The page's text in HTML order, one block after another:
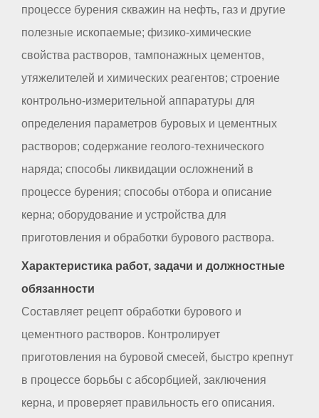
процессе бурения скважин на нефть, газ и другие
полезные ископаемые; физико-химические
свойства растворов, тампонажных цементов,
утяжелителей и химических реагентов; строение
контрольно-измерительной аппаратуры для
определения параметров буровых и цементных
растворов; содержание геолого-технического
наряда; способы ликвидации осложнений в
процессе бурения; способы отбора и описание
керна; оборудование и устройства для
приготовления и обработки бурового раствора.
Характеристика работ, задачи и должностные
обязанности
Составляет рецепт обработки бурового и
цементного растворов. Контролирует
приготовления на буровой смесей, быстро крепнут
в процессе борьбы с абсорбцией, заключения
керна, и проверяет правильность его описания.